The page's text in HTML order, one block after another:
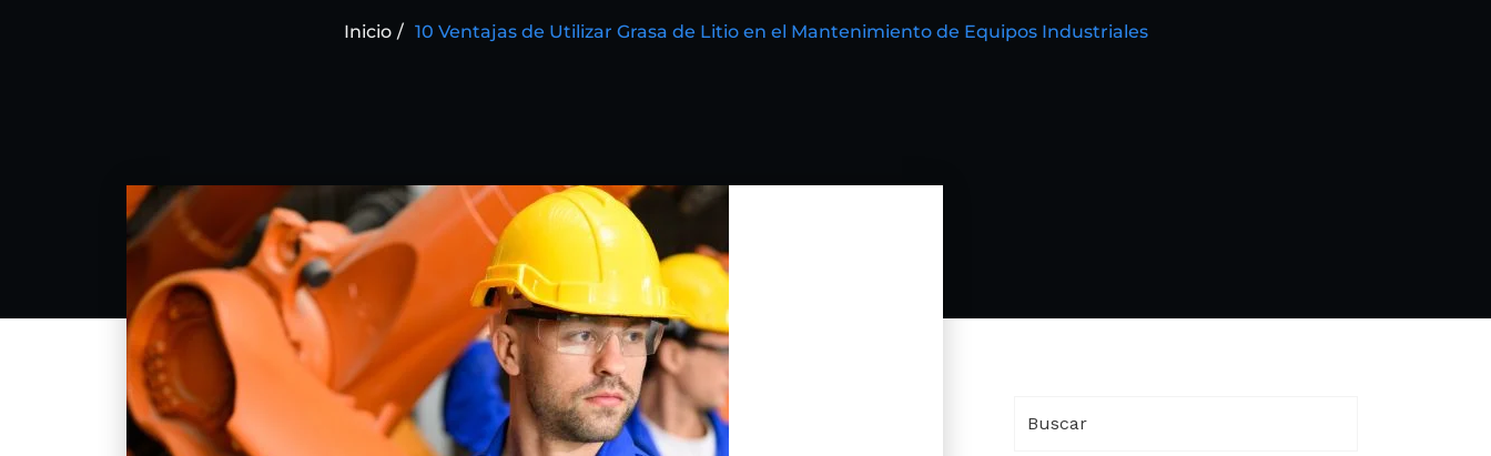
Inicio 10 Ventajas de Utilizar Grasa de Litio en el Mantenimiento de Equipos Industriales